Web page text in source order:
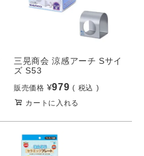
三晃商会 涼感アーチ Sサイ
ズ S53
販売価格 ¥979
税込
カートに入れる